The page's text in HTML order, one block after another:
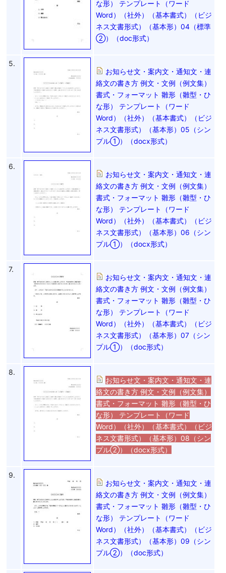
な形） テンプレート（ワード
Word）（社外）（基本書式）（ビジ
ネス文書形式）（基本形）04（標準
②）（doc形式）
5.
お知らせ文・案内文・通知文・連
絡文の書き方 例文・文例（例文集）
書式・フォーマット 雛形（雛型・ひ
な形） テンプレート（ワード
Word）（社外）（基本書式）（ビジ
ネス文書形式）（基本形）05（シン
プル①）（docx形式）
6.
お知らせ文・案内文・通知文・連
絡文の書き方 例文・文例（例文集）
書式・フォーマット 雛形（雛型・ひ
な形） テンプレート（ワード
Word）（社外）（基本書式）（ビジ
ネス文書形式）（基本形）06（シン
プル①）（docx形式）
7.
お知らせ文・案内文・通知文・連
絡文の書き方 例文・文例（例文集）
書式・フォーマット 雛形（雛型・ひ
な形） テンプレート（ワード
Word）（社外）（基本書式）（ビジ
ネス文書形式）（基本形）07（シン
プル①）（doc形式）
8.
お知らせ文・案内文・通知文・連
絡文の書き方 例文・文例（例文集）
書式・フォーマット 雛形（雛型・ひ
な形） テンプレート（ワード
Word）（社外）（基本書式）（ビジ
ネス文書形式）（基本形）08（シン
プル②）（docx形式）
9.
お知らせ文・案内文・通知文・連
絡文の書き方 例文・文例（例文集）
書式・フォーマット 雛形（雛型・ひ
な形） テンプレート（ワード
Word）（社外）（基本書式）（ビジ
ネス文書形式）（基本形）09（シン
プル②）（doc形式）